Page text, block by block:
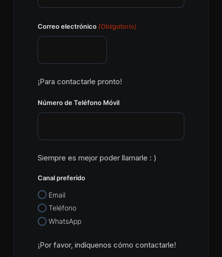
Correo electrónico (Obligatorio)
¡Para contactarle pronto!
Número de Teléfono Móvil
Siempre es mejor poder llamarle : )
Canal preferido
Email
Teléfono
WhatsApp
¡Por favor, indíquenos cómo contactarle!